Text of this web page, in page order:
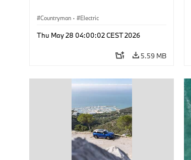
Countryman · Electric
Thu May 28 04:00:02 CEST 2026
5.59 MB